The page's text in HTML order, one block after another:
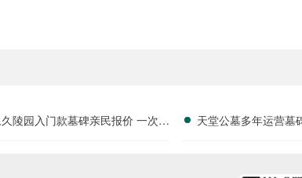
陵园入门款墓碑亲民报价 一次性
天堂公墓多年运营墓